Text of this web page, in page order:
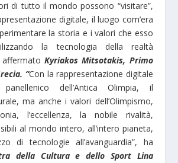
di tutto il mondo possono “visitare”,
digitale, il luogo com’era
la storia e i valori che esso
la tecnologia della realtà
affermatoKyriakos Mitsotakis, Primo
“Con la rappresentazione digitale
dell’Antica Olimpia, il
ma anche i valori dell’Olimpismo,
l’eccellenza, la nobile rivalità,
al mondo intero, all’intero pianeta,
di tecnologie all’avanguardia”, ha
della Cultura e dello Sport Lina